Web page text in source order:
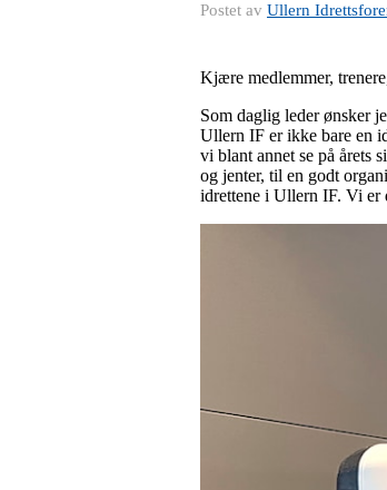
Postet av Ullern
Kjære medlemmer,
Som daglig leder ønsker
Ullern IF er ikke bare en
vi blant annet se på årets
og jenter, til en godt
idrettene i Ullern IF. Vi er